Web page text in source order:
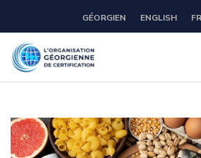
GÉORGIEN ENGLISH